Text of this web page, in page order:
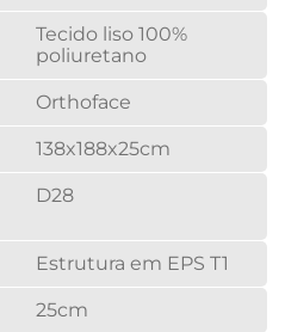
Tecido liso 100%
poliuretano
Orthoface
138x188x25cm
D28
Estrutura em EPS T1
25cm